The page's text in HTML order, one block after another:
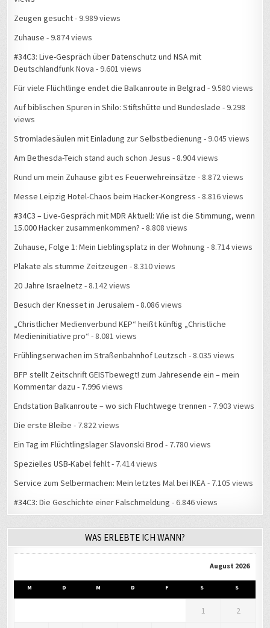
Zeugen gesucht- 9.989 views
Zuhause - 9.874 views
#34C3: Live-Gespräch über Datenschutz und NSA mit
Deutschlandfunk Nova - 9.601 views
Für viele Flüchtlinge endet die Balkanroute in Belgrad - 9.580 views
Auf biblischen Spuren in Shilo: Stiftshütte und Bundeslade - 9.298
views
Stromladesäulen mit Einladung zur Selbstbedienung - 9.045 views
Am Bethesda-Teich stand auch schon Jesus - 8.904 views
Rund um mein Zuhause gibt es Feuerwehreinsätze - 8.872 views
Messe Leipzig Hotel-Chaos beim Hacker-Kongress - 8.816 views
#34C3 – Live-Gespräch mit MDR Aktuell: Wie ist die Stimmung, wenn
15.000 Hacker zusammenkommen? - 8.808 views
Zuhause, Folge 1: Mein Lieblingsplatz in der Wohnung - 8.714 views
Plakate als stumme Zeitzeugen - 8.310 views
20 Jahre Israelnetz - 8.142 views
Besuch der Knesset in Jerusalem - 8.086 views
„Christlicher Medienverbund KEP“ heißt künftig „Christliche
Medieninitiative pro“ - 8.081 views
Frühlingserwachen im Straßenbahnhof Leutzsch - 8.035 views
BFP stellt Zeitschrift GEISTbewegt! zum Jahresende ein – mein
Kommentar dazu - 7.996 views
Endstation Balkanroute – wo sich Fluchtwege trennen - 7.903 views
Die erste Bleibe - 7.822 views
Ein Tag im Flüchtlingslager Slavonski Brod - 7.780 views
Spezielles USB-Kabel fehlt- 7.414 views
Service zum Selbermachen: Mein letztes Mal bei IKEA- 7.105 views
#34C3: Die Geschichte einer Falschmeldung - 6.846 views
WAS ERLEBTE ICH WANN?
August 2026
M D M D F S S
1 2